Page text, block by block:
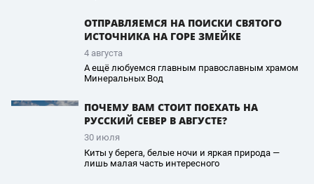
ОТПРАВЛЯЕМСЯ НА ПОИСКИ СВЯТОГО
ИСТОЧНИКА НА ГОРЕ ЗМЕЙКЕ
4 августа
А ещё любуемся главным православным храмом
Минеральных Вод
ПОЧЕМУ ВАМ СТОИТ ПОЕХАТЬ НА
РУССКИЙ СЕВЕР В АВГУСТЕ?
30 июля
Киты у берега, белые ночи и яркая природа —
лишь малая часть интересного